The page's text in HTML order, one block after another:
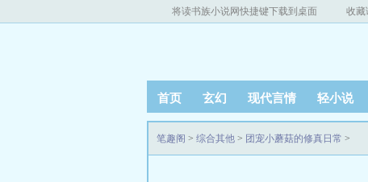
将读书族小说网快捷键下载到桌面 收藏
首页 玄幻 现代言情 轻小说
笔趣阁 > 综合其他 > 团宠小蘑菇的修真日常 >